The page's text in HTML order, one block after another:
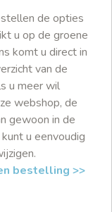
de opties
u op de groene
komt u direct in
van de
u meer wil
webshop, de
gewoon in de
u eenvoudig
bestelling >>